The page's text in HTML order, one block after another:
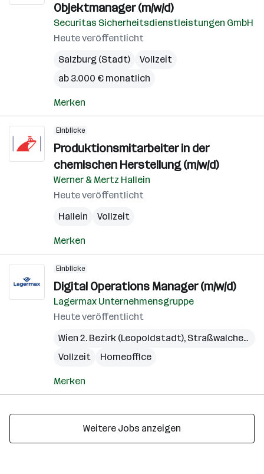
Objektmanager (m/w/d)
Securitas Sicherheitsdienstleistungen GmbH
Heute veröffentlicht
Salzburg (Stadt)
Vollzeit
ab 3.000 € monatlich
Merken
Einblicke
Produktionsmitarbeiter in der
chemischen Herstellung (m/w/d)
Werner & Mertz Hallein
Heute veröffentlicht
Hallein
Vollzeit
Merken
Einblicke
Digital Operations Manager (m/w/d)
Lagermax Unternehmensgruppe
Heute veröffentlicht
Wien 2. Bezirk (Leopoldstadt), Straßwalchen
Vollzeit
Homeoffice
Merken
Weitere Jobs anzeigen